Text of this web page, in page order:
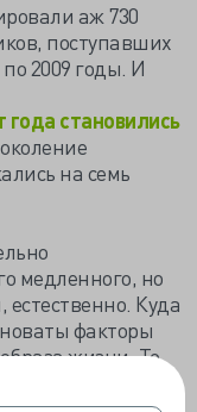
аж 730
поступавших
2009 годы. И
года становились
на семь
медленного, но
Куда
факторы
жизни. То
мы такие -